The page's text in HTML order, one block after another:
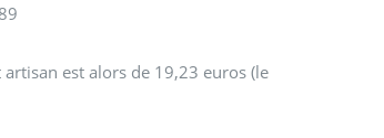
est alors de 19,23 euros (le